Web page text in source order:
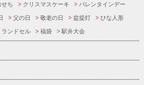
せち クリスマスケーキ
バレンタインデー
父の日 敬老の日 盆提灯
ひな人形
ランドセル 福袋 駅弁大会